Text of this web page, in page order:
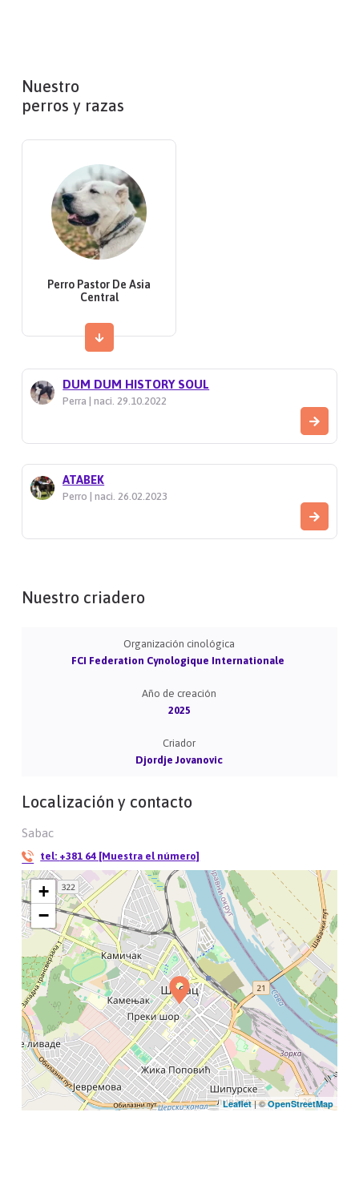
Nuestro
perros y razas
Perro Pastor De Asia
Central
DUM DUM HISTORY SOUL
Perra | naci. 29.10.2022
ATABEK
Perro | naci. 26.02.2023
Nuestro criadero
Organización cinológica
FCI Federation Cynologique Internationale
Año de creación
2025
Criador
Djordje Jovanovic
Localización y contacto
Sabac
tel: +381 64 [Muestra el número]
+
−
Leaflet| ©OpenStreetMap